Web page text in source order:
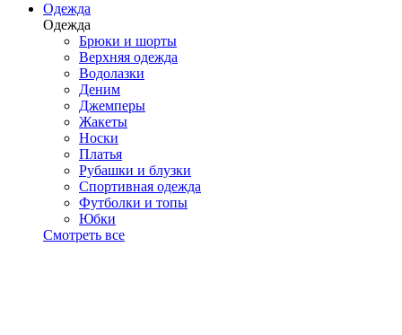
Одежда
Одежда
Брюки и шорты
Верхняя одежда
Водолазки
Деним
Джемперы
Жакеты
Носки
Платья
Рубашки и блузки
Спортивная одежда
Футболки и топы
Юбки
Смотреть все